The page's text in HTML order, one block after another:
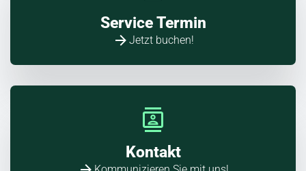
Service Termin
Jetzt buchen!
Kontakt